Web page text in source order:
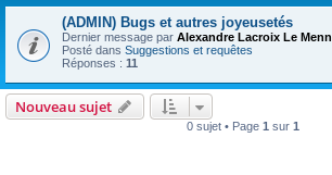
(ADMIN) Bugs et autres joyeusetés
Dernier message par Alexandre Lacroix Le Menn
Posté dans Suggestions et requêtes
Réponses : 11
Nouveau sujet
0 sujet • Page 1 sur 1